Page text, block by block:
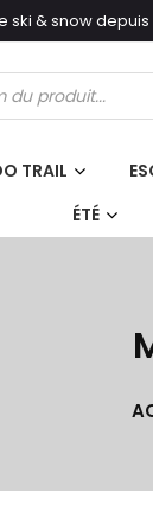
ski & snow depuis
TRAIL
ÉTÉ